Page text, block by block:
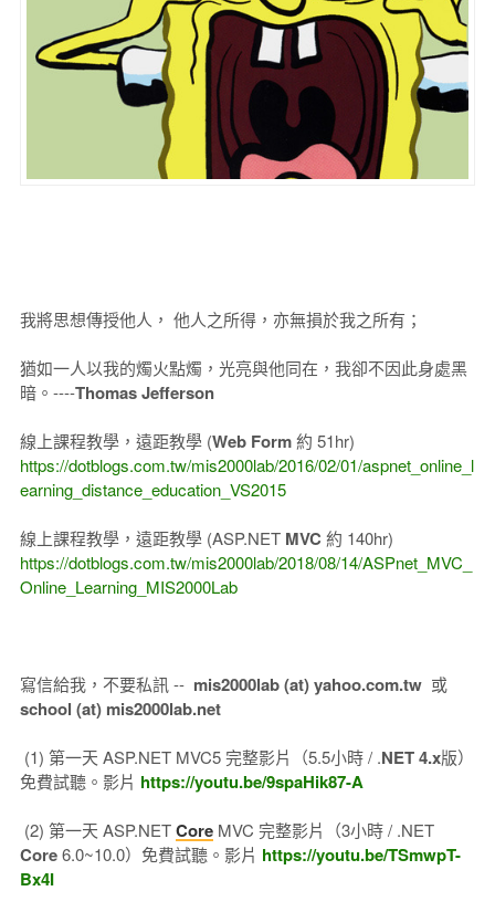
我將思想傳授他人， 他人之所得，亦無損於我之所有；
猶如一人以我的燭火點燭，光亮與他同在，我卻不因此身處黑
暗。----Thomas Jefferson
線上課程教學，遠距教學 (Web Form約 51hr)
https://dotblogs.com.tw/mis2000lab/2016/02/01/aspnet_online_l
earning_distance_education_VS2015
線上課程教學，遠距教學 (ASP.NET MVC 約 140hr)
https://dotblogs.com.tw/mis2000lab/2018/08/14/ASPnet_MVC_
Online_Learning_MIS2000Lab
寫信給我，不要私訊 -- mis2000lab (at) yahoo.com.tw或
school (at) mis2000lab.net
(1) 第一天 ASP.NET MVC5 完整影片（5.5小時 / .NET 4.x版）
免費試聽。影片 https://youtu.be/9spaHik87-A
(2) 第一天 ASP.NETCoreMVC 完整影片（3小時 / .NET
Core6.0~10.0）免費試聽。影片 https://youtu.be/TSmwpT-
Bx4I